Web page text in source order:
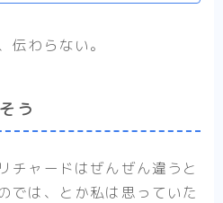
わらない。
う
チャードはぜんぜん違うと
では、とか私は思っていた